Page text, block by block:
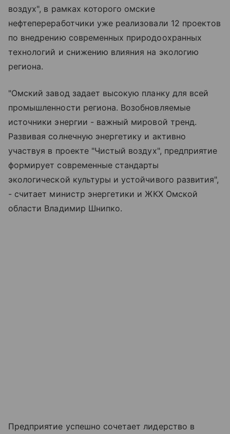
воздух", в рамках которого омские
нефтепереработчики уже реализовали 12 проектов
по внедрению современных природоохранных
технологий и снижению влияния на экологию
региона.
"Омский завод задает высокую планку для всей
промышленности региона. Возобновляемые
источники энергии - важный мировой тренд.
Развивая солнечную энергетику и активно
участвуя в проекте "Чистый воздух", предприятие
формирует современные стандарты
экологической культуры и устойчивого развития",
- считает министр энергетики и ЖКХ Омской
области Владимир Шнипко.
Предприятие успешно сочетает лидерство в